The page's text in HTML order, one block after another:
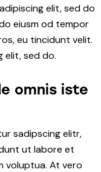
elit, sed do
eiusm od tempor
eu tincidunt velit.
elit, sed do.
omnis iste
sadipscing elitr,
ut labore et
voluptua. At vero